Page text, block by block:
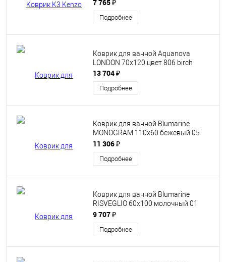
7 765 ₽
Подробнее
Коврик для ванной Aquanova
LONDON 70x120 цвет 806 birch
13 704 ₽
Подробнее
Коврик для ванной Blumarine
MONOGRAM 110x60 бежевый 05
ecru
11 306 ₽
Подробнее
Коврик для ванной Blumarine
RISVEGLIO 60x100 молочный 01
pearl
9 707 ₽
Подробнее